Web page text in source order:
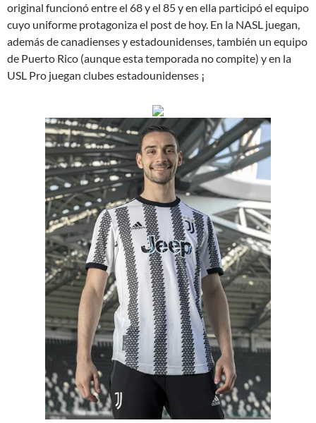
original funcionó entre el 68 y el 85 y en ella participó el equipo
cuyo uniforme protagoniza el post de hoy. En la NASL juegan,
además de canadienses y estadounidenses, también un equipo
de Puerto Rico (aunque esta temporada no compite) y en la
USL Pro juegan clubes estadounidenses ¡